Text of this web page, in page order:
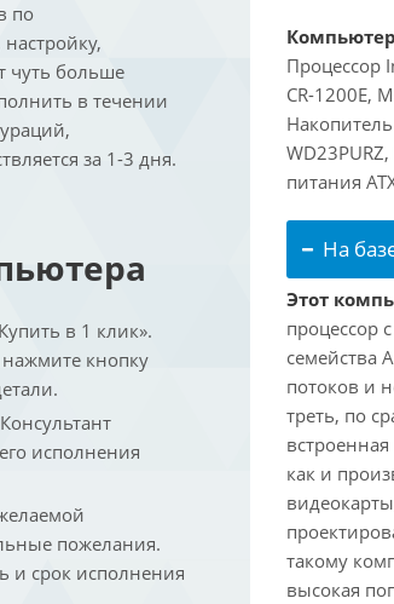
по
чуть больше
в течении
за 1-3 дня.
в 1 клик».
кнопку
исполнения
пожелания.
и срок исполнения
Компьютер
Процессор
CR-1200E,
питания
На
Этот
процессор
семейства
потоков и
треть, по
как и
такому
высокая